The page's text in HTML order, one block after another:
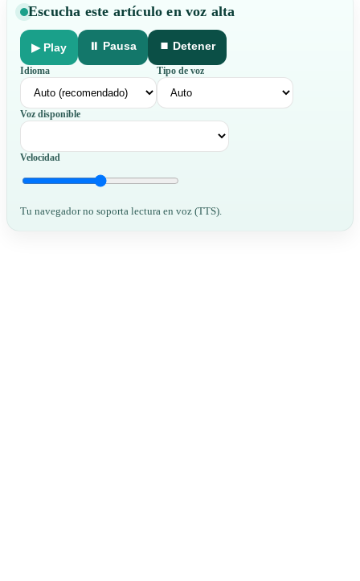
Escucha este artículo en voz alta
▶ Play ⏸ Pausa ⏹ Detener
Idioma Tipo de voz
Voz disponible
Velocidad
Tu navegador no soporta lectura en voz (TTS).